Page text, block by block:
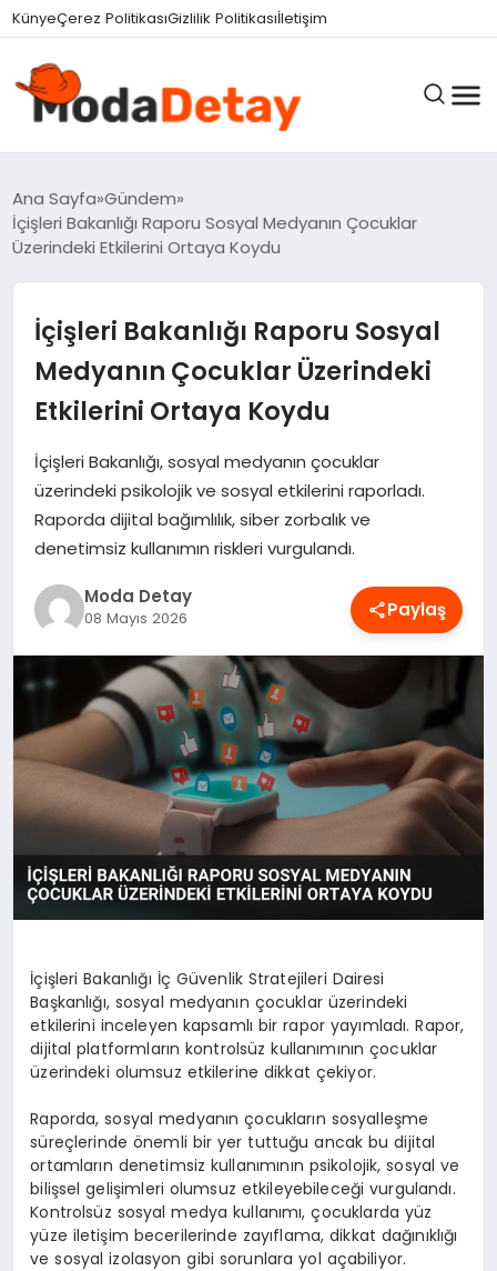
KünyeÇerez PolitikasıGizlilik Politikasıİletişim
GÜNDEM
DÜNYA
EĞITIM
MAGAZIN
SAĞLIK
SPOR
TEKNOLOJI
YAŞAM
Ana Sayfa Gündem
İçişleri Bakanlığı Raporu Sosyal Medyanın Çocuklar
Üzerindeki Etkilerini Ortaya Koydu
İçişleri Bakanlığı Raporu Sosyal
Medyanın Çocuklar Üzerindeki
Etkilerini Ortaya Koydu
İçişleri Bakanlığı, sosyal medyanın çocuklar
üzerindeki psikolojik ve sosyal etkilerini raporladı.
Raporda dijital bağımlılık, siber zorbalık ve
denetimsiz kullanımın riskleri vurgulandı.
Moda Detay
08 Mayıs 2026 Paylaş
İçişleri Bakanlığı İç Güvenlik Stratejileri Dairesi
Başkanlığı, sosyal medyanın çocuklar üzerindeki
etkilerini inceleyen kapsamlı bir rapor yayımladı. Rapor,
dijital platformların kontrolsüz kullanımının çocuklar
üzerindeki olumsuz etkilerine dikkat çekiyor.
Raporda, sosyal medyanın çocukların sosyalleşme
süreçlerinde önemli bir yer tuttuğu ancak bu dijital
ortamların denetimsiz kullanımının psikolojik, sosyal ve
bilişsel gelişimleri olumsuz etkileyebileceği vurgulandı.
Kontrolsüz sosyal medya kullanımı, çocuklarda yüz
yüze iletişim becerilerinde zayıflama, dikkat dağınıklığı
ve sosyal izolasyon gibi sorunlara yol açabiliyor.